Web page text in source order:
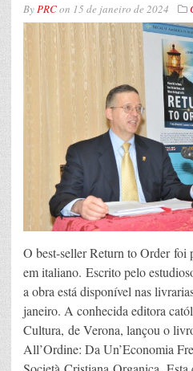
ByPRCon 15 de janeiro de 2024
O best-seller Return to Order foi
em italiano. Escrito pelo
a obra está disponível nas
janeiro. A conhecida editora
Cultura, de Verona, lançou o
All’Ordine: Da Un’Economia